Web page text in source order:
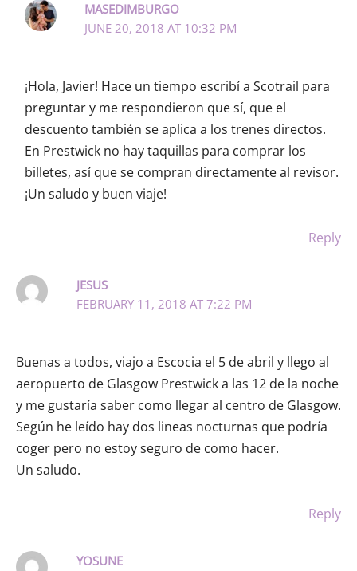
MASEDIMBURGO
JUNE 20, 2018 AT 10:32 PM
¡Hola, Javier! Hace un tiempo escribí a Scotrail para
preguntar y me respondieron que sí, que el
descuento también se aplica a los trenes directos.
En Prestwick no hay taquillas para comprar los
billetes, así que se compran directamente al revisor.
¡Un saludo y buen viaje!
Reply
JESUS
FEBRUARY 11, 2018 AT 7:22 PM
Buenas a todos, viajo a Escocia el 5 de abril y llego al
aeropuerto de Glasgow Prestwick a las 12 de la noche
y me gustaría saber como llegar al centro de Glasgow.
Según he leído hay dos lineas nocturnas que podría
coger pero no estoy seguro de como hacer.
Un saludo.
Reply
YOSUNE